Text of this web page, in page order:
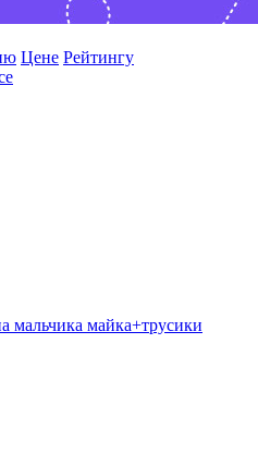
Цене Рейтингу
мальчика майка+трусики